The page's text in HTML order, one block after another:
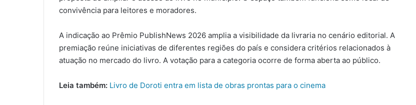
convivência para leitores e moradores.
A indicação ao Prêmio PublishNews 2026 amplia a visibilidade da livraria no cenário editorial. A
premiação reúne iniciativas de diferentes regiões do país e considera critérios relacionados à
atuação no mercado do livro. A votação para a categoria ocorre de forma aberta ao público.
Leia também: Livro de Doroti entra em lista de obras prontas para o cinema